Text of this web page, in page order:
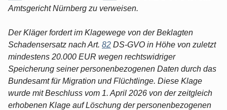
Amtsgericht Nürnberg zu verweisen.
Der Kläger fordert im Klagewege von der Beklagten
Schadensersatz nach Art. 82 DS-GVO in Höhe von zuletzt
mindestens 20.000 EUR wegen rechtswidriger
Speicherung seiner personenbezogenen Daten durch das
Bundesamt für Migration und Flüchtlinge. Diese Klage
wurde mit Beschluss vom 1. April 2026 von der zeitgleich
erhobenen Klage auf Löschung der personenbezogenen